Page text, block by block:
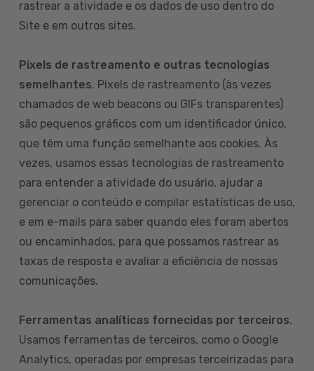
rastrear a atividade e os dados de uso dentro do
Site e em outros sites.
Pixels de rastreamento e outras tecnologias
semelhantes. Pixels de rastreamento (às vezes
chamados de web beacons ou GIFs transparentes)
são pequenos gráficos com um identificador único,
que têm uma função semelhante aos cookies. Às
vezes, usamos essas tecnologias de rastreamento
para entender a atividade do usuário, ajudar a
gerenciar o conteúdo e compilar estatísticas de uso,
e em e-mails para saber quando eles foram abertos
ou encaminhados, para que possamos rastrear as
taxas de resposta e avaliar a eficiência de nossas
comunicações.
Ferramentas analíticas fornecidas por terceiros.
Usamos ferramentas de terceiros, como o Google
Analytics, operadas por empresas terceirizadas para